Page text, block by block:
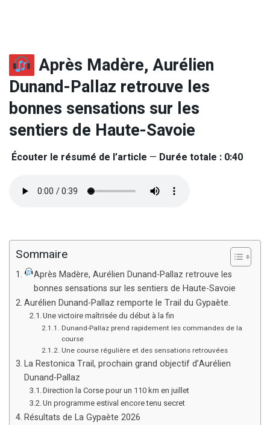
Après Madère, Aurélien
Dunand-Pallaz retrouve les
bonnes sensations sur les
sentiers de Haute-Savoie
Écouter le résumé de l’article — Durée totale : 0:40
Sommaire
Après Madère, Aurélien Dunand-Pallaz retrouve les
bonnes sensations sur les sentiers de Haute-Savoie
Aurélien Dunand-Pallaz remporte le Trail du Gypaète.
Une victoire maîtrisée du début à la fin
Dunand-Pallaz prend rapidement les commandes de la
course
Une course régulière et des sensations retrouvées
La Restonica Trail, prochain grand objectif d’Aurélien
Dunand-Pallaz
Direction la Corse pour un 110 km en juillet
Un programme estival encore tenu secret
Résultats de La Gypaète 2026